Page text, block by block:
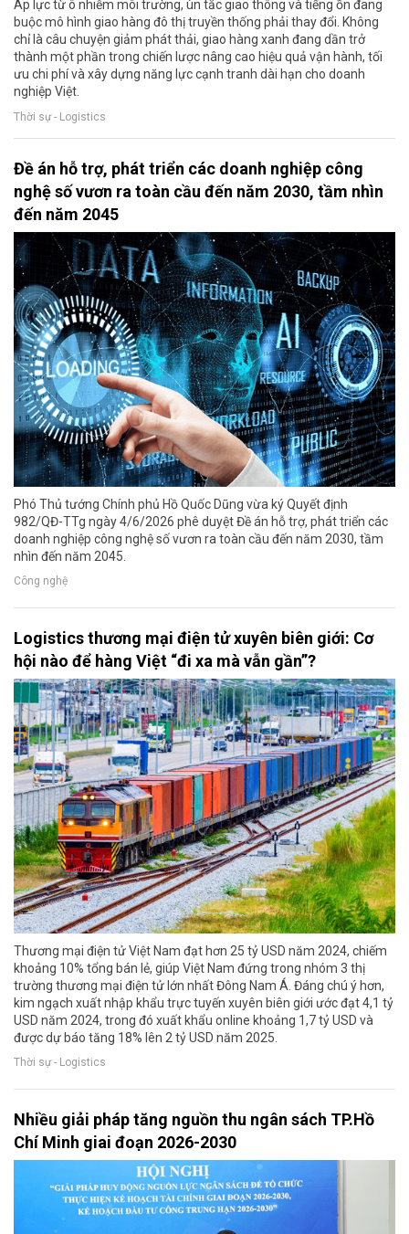
Áp lực từ ô nhiễm môi trường, ùn tắc giao thông và tiếng ồn đang
buộc mô hình giao hàng đô thị truyền thống phải thay đổi. Không
chỉ là câu chuyện giảm phát thải, giao hàng xanh đang dần trở
thành một phần trong chiến lược nâng cao hiệu quả vận hành, tối
ưu chi phí và xây dựng năng lực cạnh tranh dài hạn cho doanh
nghiệp Việt.
Thời sự - Logistics
Đề án hỗ trợ, phát triển các doanh nghiệp công
nghệ số vươn ra toàn cầu đến năm 2030, tầm nhìn
đến năm 2045
Phó Thủ tướng Chính phủ Hồ Quốc Dũng vừa ký Quyết định
982/QĐ-TTg ngày 4/6/2026 phê duyệt Đề án hỗ trợ, phát triển các
doanh nghiệp công nghệ số vươn ra toàn cầu đến năm 2030, tầm
nhìn đến năm 2045.
Công nghệ
Logistics thương mại điện tử xuyên biên giới: Cơ
hội nào để hàng Việt “đi xa mà vẫn gần”?
Thương mại điện tử Việt Nam đạt hơn 25 tỷ USD năm 2024, chiếm
khoảng 10% tổng bán lẻ, giúp Việt Nam đứng trong nhóm 3 thị
trường thương mại điện tử lớn nhất Đông Nam Á. Đáng chú ý hơn,
kim ngạch xuất nhập khẩu trực tuyến xuyên biên giới ước đạt 4,1 tỷ
USD năm 2024, trong đó xuất khẩu online khoảng 1,7 tỷ USD và
được dự báo tăng 18% lên 2 tỷ USD năm 2025.
Thời sự - Logistics
Nhiều giải pháp tăng nguồn thu ngân sách TP.Hồ
Chí Minh giai đoạn 2026-2030